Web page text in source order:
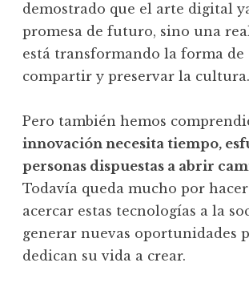
demostrado que el arte digital
promesa de futuro, sino una
está transformando la forma de
compartir y preservar la cultura.
Pero también hemos
innovación necesita tiempo,
personas dispuestas a abrir
Todavía queda mucho por
acercar estas tecnologías a la
generar nuevas oportunidades
dedican su vida a crear.